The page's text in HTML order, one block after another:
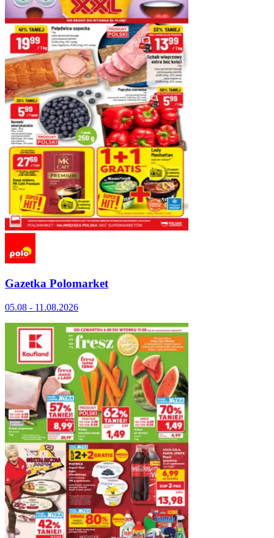
Gazetka Polomarket
05.08 - 11.08.2026